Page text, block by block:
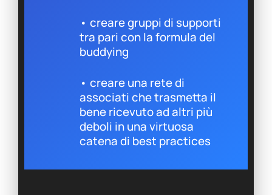
• creare gruppi di supporti
tra pari con la formula del
buddying
• creare una rete di
associati che trasmetta il
bene ricevuto ad altri più
deboli in una virtuosa
catena di best practices